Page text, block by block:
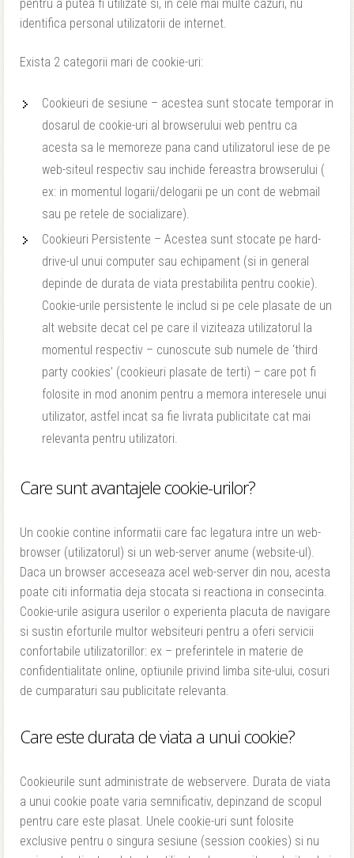
pentru a putea fi utilizate si, in cele mai multe cazuri, nu
identifica personal utilizatorii de internet.
Exista 2 categorii mari de cookie-uri:
Cookieuri de sesiune – acestea sunt stocate temporar in
dosarul de cookie-uri al browserului web pentru ca
acesta sa le memoreze pana cand utilizatorul iese de pe
web-siteul respectiv sau inchide fereastra browserului (
ex: in momentul logarii/delogarii pe un cont de webmail
sau pe retele de socializare).
Cookieuri Persistente – Acestea sunt stocate pe hard-
drive-ul unui computer sau echipament (si in general
depinde de durata de viata prestabilita pentru cookie).
Cookie-urile persistente le includ si pe cele plasate de un
alt website decat cel pe care il viziteaza utilizatorul la
momentul respectiv – cunoscute sub numele de ‘third
party cookies’ (cookieuri plasate de terti) – care pot fi
folosite in mod anonim pentru a memora interesele unui
utilizator, astfel incat sa fie livrata publicitate cat mai
relevanta pentru utilizatori.
Care sunt avantajele cookie-urilor?
Un cookie contine informatii care fac legatura intre un web-
browser (utilizatorul) si un web-server anume (website-ul).
Daca un browser acceseaza acel web-server din nou, acesta
poate citi informatia deja stocata si reactiona in consecinta.
Cookie-urile asigura userilor o experienta placuta de navigare
si sustin eforturile multor websiteuri pentru a oferi servicii
confortabile utilizatorillor: ex – preferintele in materie de
confidentialitate online, optiunile privind limba site-ului, cosuri
de cumparaturi sau publicitate relevanta.
Care este durata de viata a unui cookie?
Cookieurile sunt administrate de webservere. Durata de viata
a unui cookie poate varia semnificativ, depinzand de scopul
pentru care este plasat. Unele cookie-uri sunt folosite
exclusive pentru o singura sesiune (session cookies) si nu